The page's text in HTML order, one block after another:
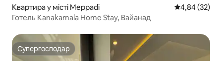
Квартира у місті Meppadi Середня
4,84 (32)
Готель Kanakamala Home Stay, Вайанад
Супергосподар
Супергосподар